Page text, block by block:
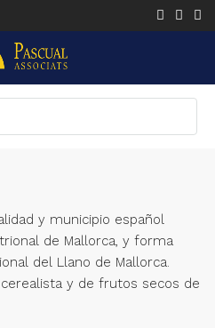
y municipio español
de Mallorca, y forma
del Llano de Mallorca.
y de frutos secos de